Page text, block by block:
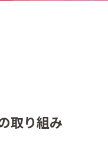
取り組み